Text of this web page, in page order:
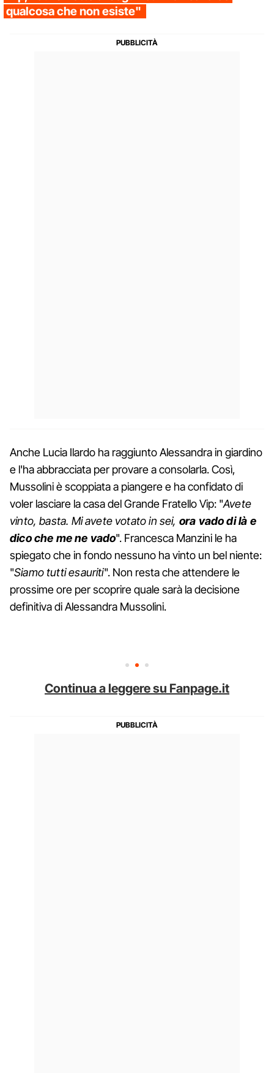
qualcosa che non esiste"
Anche Lucia Ilardo ha raggiunto Alessandra in giardino
e l'ha abbracciata per provare a consolarla. Così,
Mussolini è scoppiata a piangere e ha confidato di
voler lasciare la casa del Grande Fratello Vip: "Avete
vinto, basta. Mi avete votato in sei, ora vado di là e
dico che me ne vado". Francesca Manzini le ha
spiegato che in fondo nessuno ha vinto un bel niente:
"Siamo tutti esauriti". Non resta che attendere le
prossime ore per scoprire quale sarà la decisione
definitiva di Alessandra Mussolini.
Continua a leggere su Fanpage.it